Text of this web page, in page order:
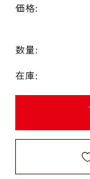
価格:
数量:
在庫: